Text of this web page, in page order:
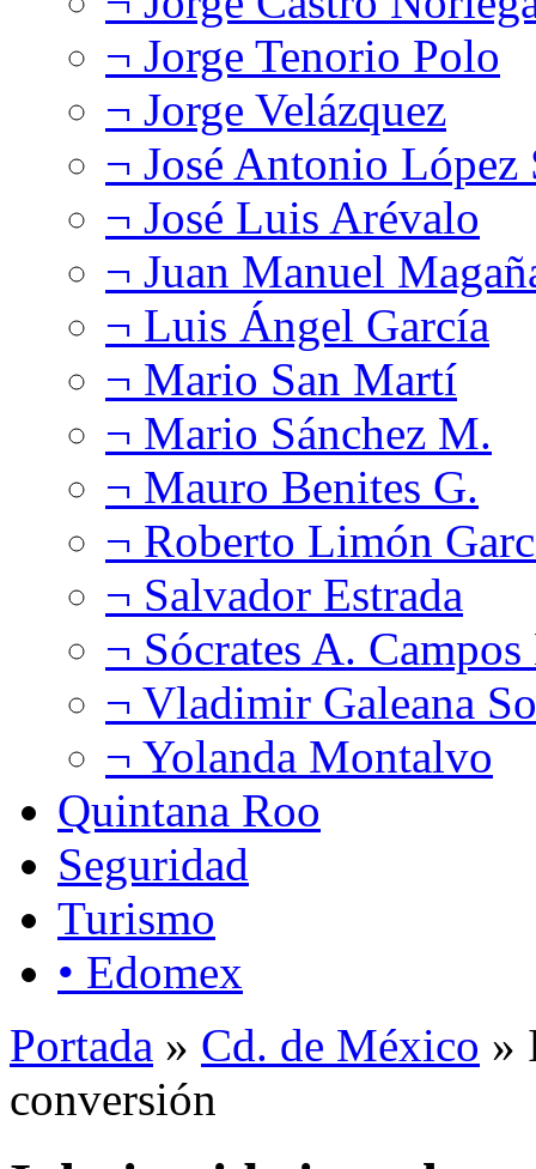
¬ Jorge Tenorio Polo
¬ Jorge Velázquez
¬ José Antonio López
¬ José Luis Arévalo
¬ Juan Manuel
¬ Luis Ángel García
¬ Mario San Martí
¬ Mario Sánchez M.
¬ Mauro Benites G.
¬ Roberto Limón
¬ Salvador Estrada
¬ Sócrates A.
¬ Vladimir Galeana
¬ Yolanda Montalvo
Quintana Roo
Seguridad
Turismo
• Edomex
Portada » Cd. de México »
conversión